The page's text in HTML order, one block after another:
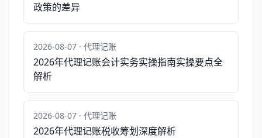
政策的差异
2026-08-07 · 代理记账
2026年代理记账会计实务实操指南实操要点全
解析
2026-08-07 · 代理记账
2026年代理记账税收筹划深度解析